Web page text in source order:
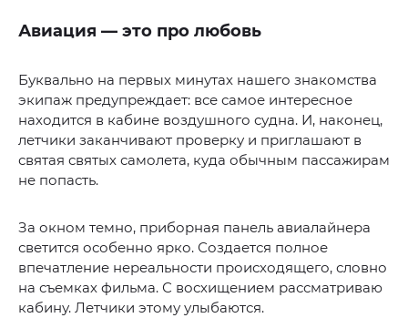
Авиация — это про любовь
Буквально на первых минутах нашего знакомства
экипаж предупреждает: все самое интересное
находится в кабине воздушного судна. И, наконец,
летчики заканчивают проверку и приглашают в
святая святых самолета, куда обычным пассажирам
не попасть.
За окном темно, приборная панель авиалайнера
светится особенно ярко. Создается полное
впечатление нереальности происходящего, словно
на съемках фильма. С восхищением рассматриваю
кабину. Летчики этому улыбаются.